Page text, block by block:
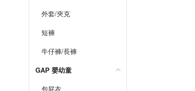
外套/夾克
短褲
牛仔褲/長褲
GAP 嬰幼童
包屁衣